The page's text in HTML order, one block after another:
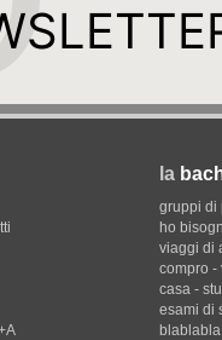
la
gruppi di
ho
viaggi di
compro -
casa -
esami di
blablabla